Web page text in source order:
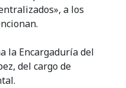
a los
la Encargaduría del
del cargo de